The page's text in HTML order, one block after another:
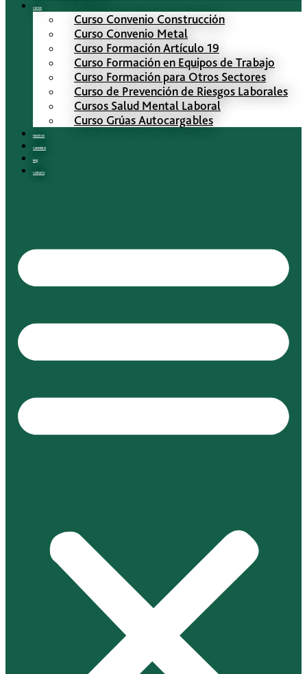
Cursos
Curso Convenio Construcción
Curso Convenio Metal
Curso Formación Artículo 19
Curso Formación en Equipos de Trabajo
Curso Formación para Otros Sectores
Curso de Prevención de Riesgos Laborales
Cursos Salud Mental Laboral
Curso Grúas Autocargables
Nosotros
Calendario
Blog
Contacto